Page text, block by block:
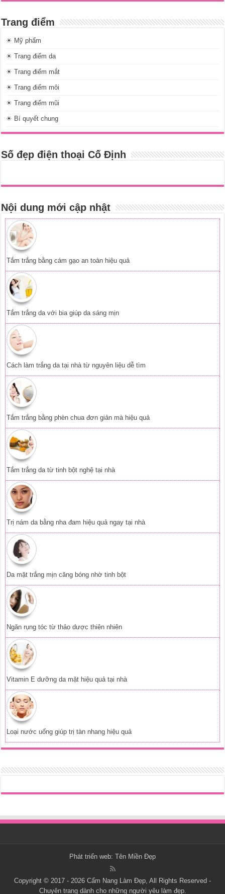
Trang điểm
☀ Mỹ phẩm
☀ Trang điểm da
☀ Trang điểm mắt
☀ Trang điểm môi
☀ Trang điểm mũi
☀ Bí quyết chung
Số đẹp điện thoại Cố Định
Nội dung mới cập nhật
Tắm trắng bằng cám gạo an toàn hiệu quả
Tắm trắng da với bia giúp da sáng mịn
Cách làm trắng da tại nhà từ nguyên liệu dễ tìm
Tắm trắng bằng phèn chua đơn giản mà hiệu quả
Tắm trắng da từ tinh bột nghệ tại nhà
Trị nám da bằng nha đam hiệu quả ngay tại nhà
Da mặt trắng mịn căng bóng nhờ tinh bột
Ngăn rụng tóc từ thảo dược thiên nhiên
Vitamin E dưỡng da mặt hiệu quả tại nhà
Loại nước uống giúp trị tàn nhang hiệu quả
Phát triển web: Tên Miền Đẹp
Copyright © 2017 - 2026 Cẩm Nang Làm Đẹp , All Rights Reserved -
Chuyên trang dành cho những người yêu làm đẹp.